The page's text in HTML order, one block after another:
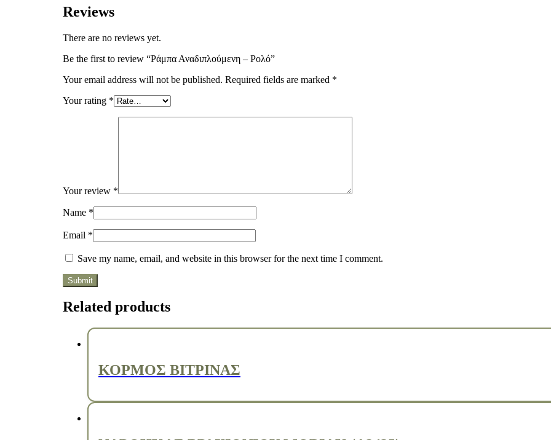
Reviews
There are no reviews yet.
Be the first to review “Ράμπα Αναδιπλούμενη – Ρολό”
Your email address will not be published. Required fields are marked *
Your rating *
Your review *
Name *
Email *
Save my name, email, and website in this browser for the next time I comment.
Related products
ΚΟΡΜΟΣ ΒΙΤΡΙΝΑΣ